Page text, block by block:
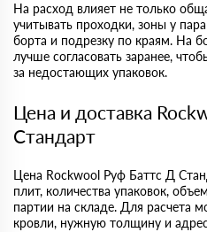
На расход влияет не только
учитывать проходки, зоны у
борта и подрезку по краям. На
лучше согласовать заранее,
за недостающих упаковок.
Цена и доставка
Стандарт
Цена Rockwool Руф Баттс Д
плит, количества упаковок,
партии на складе. Для расчета
кровли, нужную толщину и